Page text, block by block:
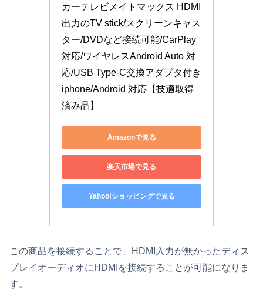
カーテレビメイトマックス HDMI
出力のTV stick/スクリーンキャス
ター/DVDなど接続可能/CarPlay
対応/ワイヤレスAndroid Auto 対
応/USB Type-C交換アダプタ付き
iphone/Android 対応【技適取得
済み品】
Amazonで見る
楽天市場で見る
Yahoo!ショッピングで見る
この商品を接続することで、HDMI入力が無かったディス
プレイオーディオにHDMIを接続することが可能になりま
す。